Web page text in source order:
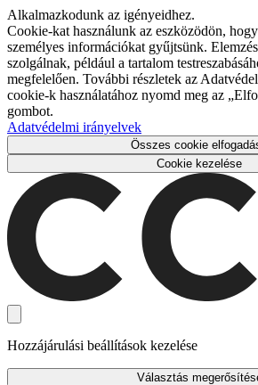
Alkalmazkodunk az igényeidhez.
Cookie-kat használunk az eszközödön,
személyes információkat gyűjtsünk.
szolgálnak, például a tartalom
megfelelően. További részletek az
cookie-k használatához nyomd meg az
gombot.
Adatvédelmi irányelvek
Összes cookie
Cookie kezelése
Hozzájárulási beállítások kezelése
Választás